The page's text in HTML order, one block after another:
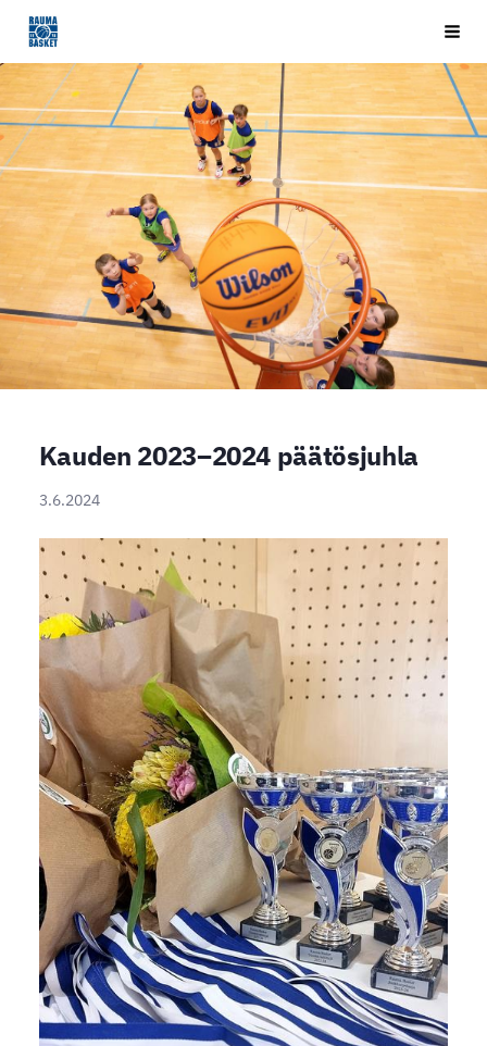
Siirry
sivun
sisältöön
Rauma Basket ry
Kauden 2023–2024 päätösjuhla
3.6.2024